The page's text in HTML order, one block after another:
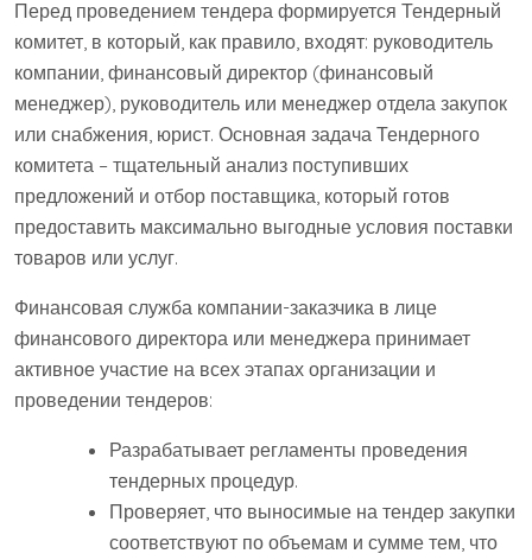
Перед проведением тендера формируется Тендерный
комитет, в который, как правило, входят: руководитель
компании, финансовый директор (финансовый
менеджер), руководитель или менеджер отдела закупок
или снабжения, юрист. Основная задача Тендерного
комитета – тщательный анализ поступивших
предложений и отбор поставщика, который готов
предоставить максимально выгодные условия поставки
товаров или услуг.
Финансовая служба компании-заказчика в лице
финансового директора или менеджера принимает
активное участие на всех этапах организации и
проведении тендеров:
Разрабатывает регламенты проведения
тендерных процедур.
Проверяет, что выносимые на тендер закупки
соответствуют по объемам и сумме тем, что